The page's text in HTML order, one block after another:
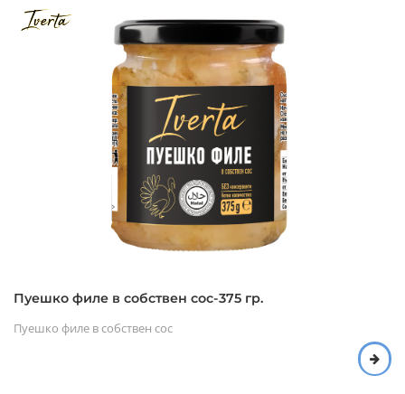
Пуешко филе в собствен сос-375 гр.
Пуешко филе в собствен сос